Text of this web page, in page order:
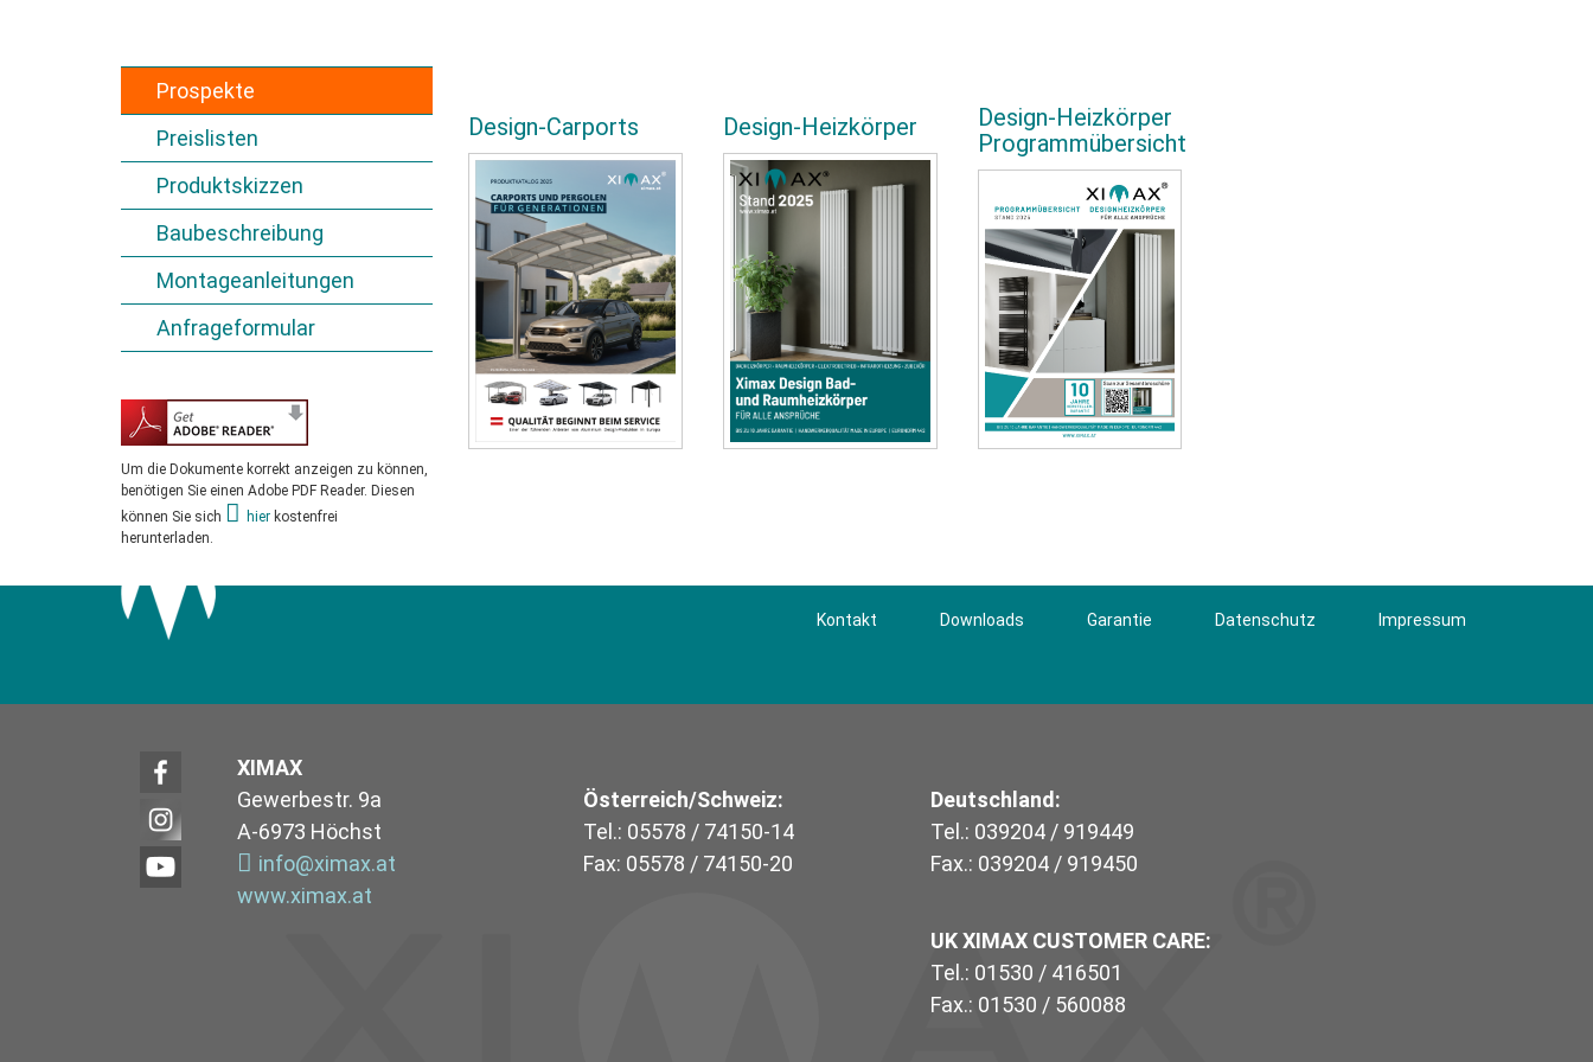
Prospekte
Preislisten
Produktskizzen
Baubeschreibung
Montageanleitungen
Anfrageformular
Um die Dokumente korrekt anzeigen zu können,
benötigen Sie einen Adobe PDF Reader. Diesen
können Sie sich
hier kostenfrei
herunterladen.
Design-Carports Design-Heizkörper
Design-Heizkörper
Programmübersicht
Kontakt Downloads Garantie Datenschutz Impressum
XIMAX
Gewerbestr. 9a
A-6973 Höchst
info@ximax.at
www.ximax.at
Österreich/Schweiz:
Tel.: 05578 / 74150-14
Fax: 05578 / 74150-20
Deutschland:
Tel.: 039204 / 919449
Fax.: 039204 / 919450
UK XIMAX CUSTOMER CARE:
Tel.: 01530 / 416501
Fax.: 01530 / 560088